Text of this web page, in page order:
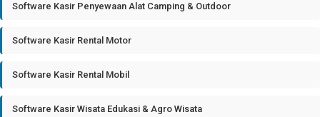
Software Kasir Penyewaan Alat Camping & Outdoor
Software Kasir Rental Motor
Software Kasir Rental Mobil
Software Kasir Wisata Edukasi & Agro Wisata